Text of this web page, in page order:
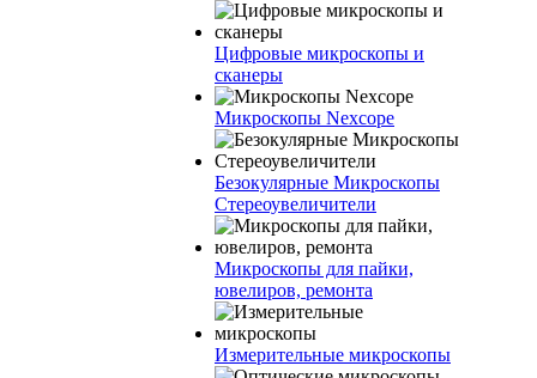
Цифровые микроскопы и
сканеры
Микроскопы Nexcope
Безокулярные Микроскопы
Стереоувеличители
Микроскопы для пайки,
ювелиров, ремонта
Измерительные микроскопы